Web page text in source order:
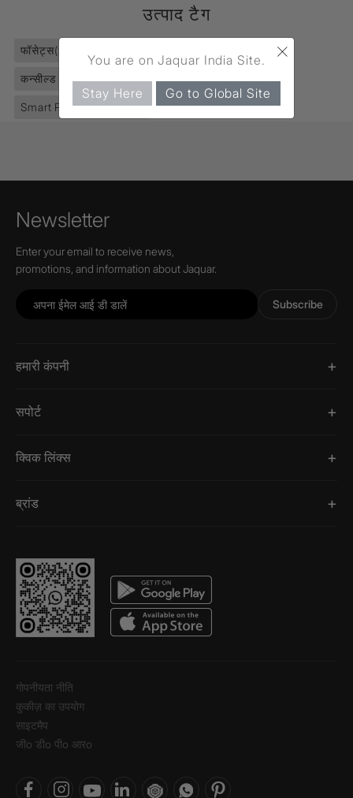
उत्पाद टैग
फॉसेट्स(2811)
कन्सील्ड टाइप फ्लशिंग वाल्व(3) सेंसोट्रॉनिक(42)
Smart Product Bath(61)
Newsletter
Enter your email to receive news,
promotions, and information about Jaquar.
Subscribe
हमारी कंपनी
सपोर्ट
क्विक लिंक्स
ब्रांड
गोपनीयता नीति
कुकीज़ का उपयोग
साइटमैप
जीo डीo पीo आरo
×
You are on Jaquar India Site.
Stay Here Go to Global Site